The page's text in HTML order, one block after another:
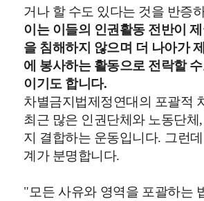
거나 할 수도 있다는 것을 반증
이는 이들의 인권활동 전반이
을 침해하지 않으며 더 나아가
에 봉사하는 활동으로 전락할
이기도 합니다.
차별금지법제정연대의 포괄적
최근 많은 인권단체와 노동단체,
지 결합하는 운동입니다. 그런
계가 분명합니다.
"모든 사유와 영역을 포괄하는